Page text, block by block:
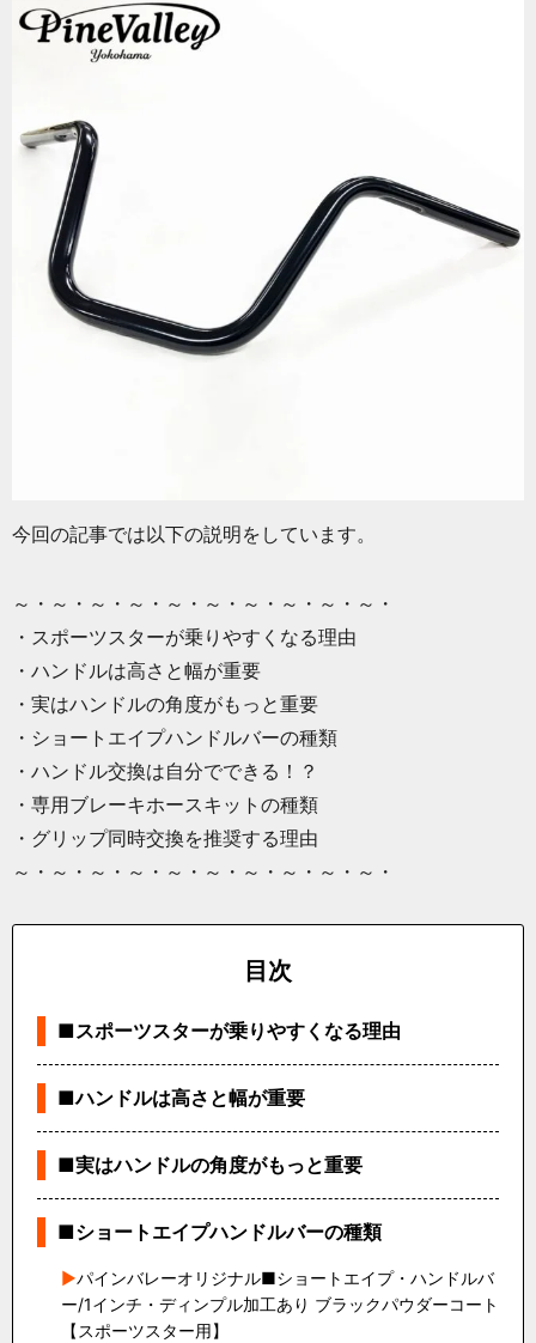
今回の記事では以下の説明をしています。
～・～・～・～・～・～・～・～・～・～・
・スポーツスターが乗りやすくなる理由
・ハンドルは高さと幅が重要
・実はハンドルの角度がもっと重要
・ショートエイプハンドルバーの種類
・ハンドル交換は自分でできる！？
・専用ブレーキホースキットの種類
・グリップ同時交換を推奨する理由
～・～・～・～・～・～・～・～・～・～・
目次
■スポーツスターが乗りやすくなる理由
■ハンドルは高さと幅が重要
■実はハンドルの角度がもっと重要
■ショートエイプハンドルバーの種類
パインバレーオリジナル■ショートエイプ・ハンドルバ
ー/1インチ・ディンプル加工あり ブラックパウダーコート
【スポーツスター用】